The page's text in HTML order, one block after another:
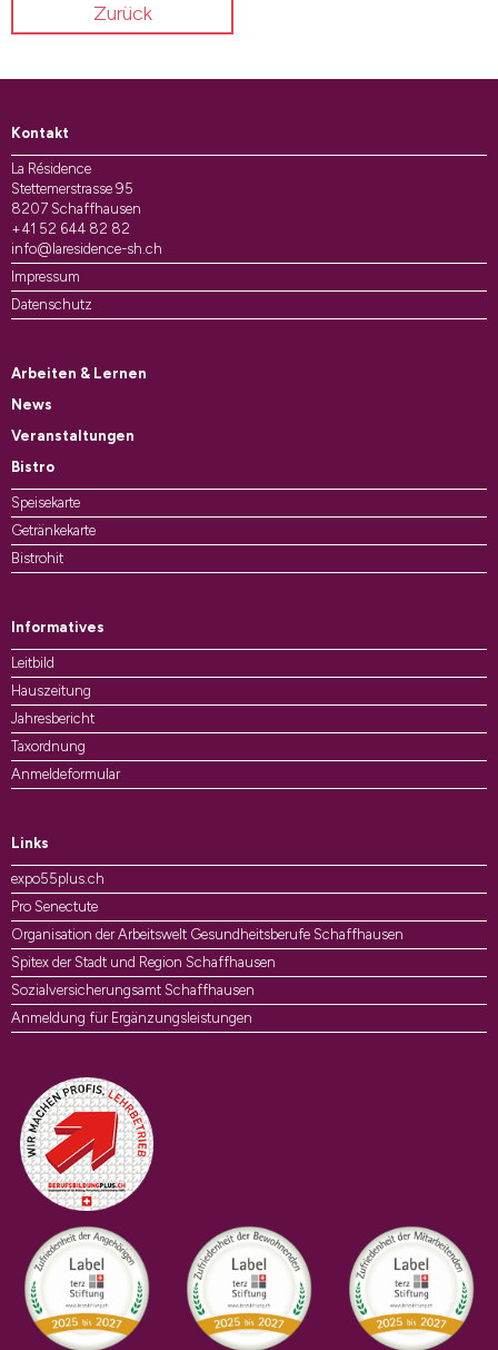
Zurück
Kontakt
La Résidence
Stettemerstrasse 95
8207 Schaffhausen
+41 52 644 82 82
info@laresidence-sh.ch
Impressum
Datenschutz
Arbeiten & Lernen
News
Veranstaltungen
Bistro
Speisekarte
Getränkekarte
Bistrohit
Informatives
Leitbild
Hauszeitung
Jahresbericht
Taxordnung
Anmeldeformular
Links
expo55plus.ch
Pro Senectute
Organisation der Arbeitswelt Gesundheitsberufe Schaffhausen
Spitex der Stadt und Region Schaffhausen
Sozialversicherungsamt Schaffhausen
Anmeldung für Ergänzungsleistungen
Auszeichnungen